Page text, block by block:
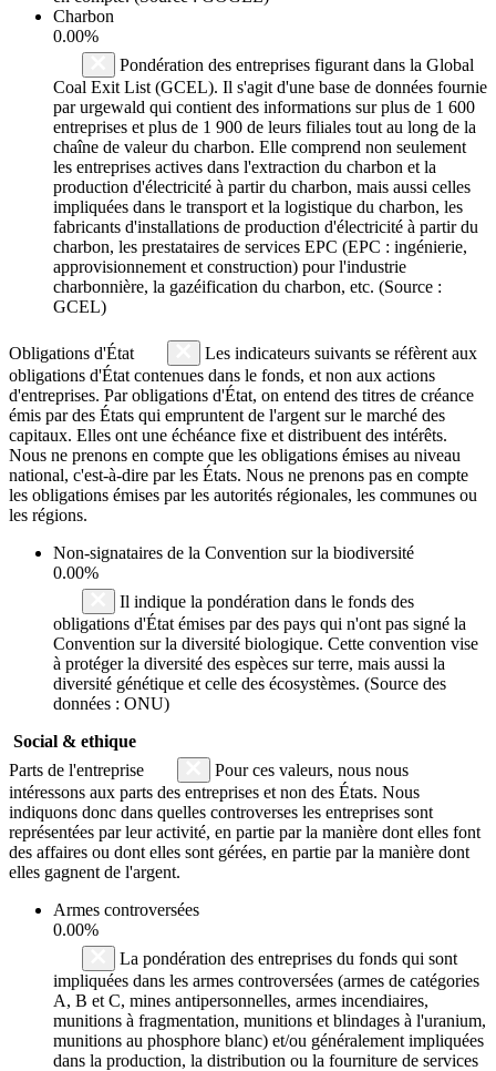
Charbon
0.00%
Pondération des entreprises figurant dans la Global
Coal Exit List (GCEL). Il s'agit d'une base de données fournie
par urgewald qui contient des informations sur plus de 1 600
entreprises et plus de 1 900 de leurs filiales tout au long de la
chaîne de valeur du charbon. Elle comprend non seulement
les entreprises actives dans l'extraction du charbon et la
production d'électricité à partir du charbon, mais aussi celles
impliquées dans le transport et la logistique du charbon, les
fabricants d'installations de production d'électricité à partir du
charbon, les prestataires de services EPC (EPC : ingénierie,
approvisionnement et construction) pour l'industrie
charbonnière, la gazéification du charbon, etc. (Source :
GCEL)
Obligations d'État
Les indicateurs suivants se réfèrent aux
obligations d'État contenues dans le fonds, et non aux actions
d'entreprises. Par obligations d'État, on entend des titres de créance
émis par des États qui empruntent de l'argent sur le marché des
capitaux. Elles ont une échéance fixe et distribuent des intérêts.
Nous ne prenons en compte que les obligations émises au niveau
national, c'est-à-dire par les États. Nous ne prenons pas en compte
les obligations émises par les autorités régionales, les communes ou
les régions.
Non-signataires de la Convention sur la biodiversité
0.00%
Il indique la pondération dans le fonds des
obligations d'État émises par des pays qui n'ont pas signé la
Convention sur la diversité biologique. Cette convention vise
à protéger la diversité des espèces sur terre, mais aussi la
diversité génétique et celle des écosystèmes. (Source des
données : ONU)
Social & ethique
Parts de l'entreprise
Pour ces valeurs, nous nous
intéressons aux parts des entreprises et non des États. Nous
indiquons donc dans quelles controverses les entreprises sont
représentées par leur activité, en partie par la manière dont elles font
des affaires ou dont elles sont gérées, en partie par la manière dont
elles gagnent de l'argent.
Armes controversées
0.00%
La pondération des entreprises du fonds qui sont
impliquées dans les armes controversées (armes de catégories
A, B et C, mines antipersonnelles, armes incendiaires,
munitions à fragmentation, munitions et blindages à l'uranium,
munitions au phosphore blanc) et/ou généralement impliquées
dans la production, la distribution ou la fourniture de services